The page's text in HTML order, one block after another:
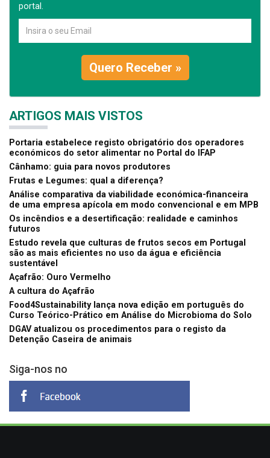
portal.
Quero Receber »
ARTIGOS MAIS VISTOS
Portaria estabelece registo obrigatório dos operadores
económicos do setor alimentar no Portal do IFAP
Cânhamo: guia para novos produtores
Frutas e Legumes: qual a diferença?
Análise comparativa da viabilidade económica-financeira
de uma empresa apícola em modo convencional e em MPB
Os incêndios e a desertificação: realidade e caminhos
futuros
Estudo revela que culturas de frutos secos em Portugal
são as mais eficientes no uso da água e eficiência
sustentável
Açafrão: Ouro Vermelho
A cultura do Açafrão
Food4Sustainability lança nova edição em português do
Curso Teórico-Prático em Análise do Microbioma do Solo
DGAV atualizou os procedimentos para o registo da
Detenção Caseira de animais
Siga-nos no